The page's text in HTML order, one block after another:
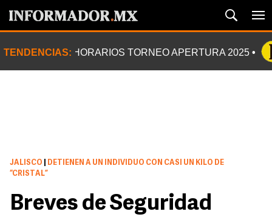
TENDENCIAS: HORARIOS TORNEO APERTURA 2025
JALISCO
DETIENEN A UN INDIVIDUO CON CASI UN KILO DE
“CRISTAL”
Breves de Seguridad